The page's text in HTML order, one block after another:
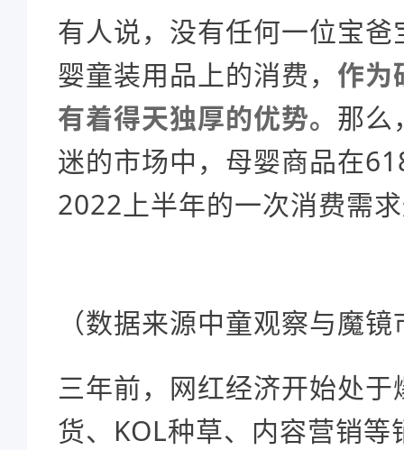
有人说，没有任何一位宝
婴童装用品上的消费， 作为
有着得天独厚的优势。 那么
迷的市场中，母婴商品在
2022上半年的一次消费需
（数据来源中童观察与魔
三年前，网红经济开始处
货、KOL种草、内容营销